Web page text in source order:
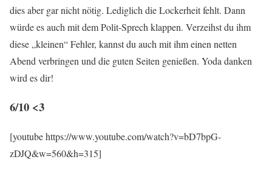
dies aber gar nicht nötig. Lediglich die Lockerheit fehlt. Dann
würde es auch mit dem Polit-Sprech klappen. Verzeihst du ihm
diese „kleinen“ Fehler, kannst du auch mit ihm einen netten
Abend verbringen und die guten Seiten genießen. Yoda danken
wird es dir!
6/10 <3
[youtube https://www.youtube.com/watch?v=bD7bpG-
zDJQ&w=560&h=315]